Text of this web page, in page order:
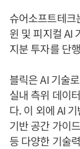
슈어소프트테
윈 및 피지컬 AI
지분 투자를 단
블릭은 AI 기술
실내 측위 데이
다. 이 외에 AI
기반 공간 가이
등 다양한 기술